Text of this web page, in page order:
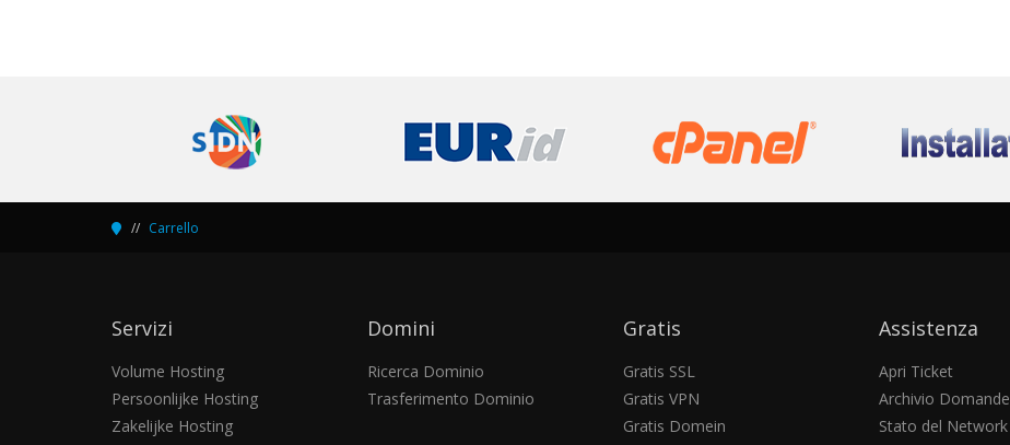
Carrello
Servizi
Volume Hosting
Persoonlijke Hosting
Zakelijke Hosting
Domini
Ricerca Dominio
Trasferimento Dominio
Gratis
Gratis SSL
Gratis VPN
Gratis Domein
Assistenza
Apri Ticket
Archivio Domande
Stato del Network